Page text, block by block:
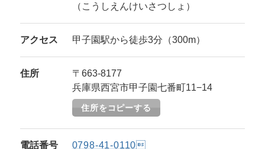
（こうしえんけいさつしょ）
アクセス 甲子園駅から徒歩3分（300m）
住所
〒663-8177
兵庫県西宮市甲子園七番町11−14
住所をコピーする
電話番号 0798-41-0110